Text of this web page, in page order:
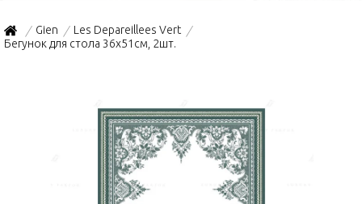
/ Gien / Les Depareillees Vert /
Бегунок для стола 36х51см, 2шт.